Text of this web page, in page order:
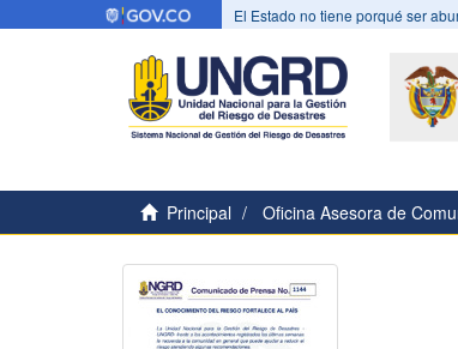
El Estado no tiene porqué ser
Principal
Oficina Asesora de